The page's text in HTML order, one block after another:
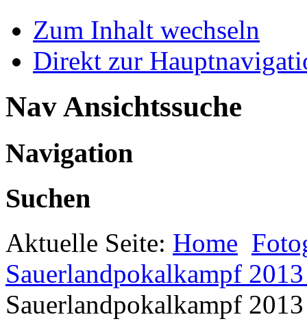
Zum Inhalt wechseln
Direkt zur
Nav Ansichtssuche
Navigation
Suchen
Aktuelle Seite: Home
Sauerlandpokalkampf
Sauerlandpokalkampf